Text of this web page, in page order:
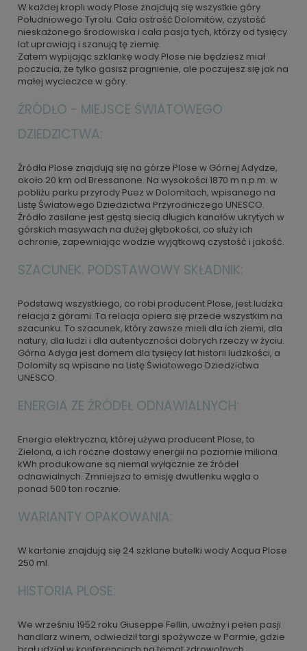
W każdej kropli wody Plose znajdują się wszystkie góry
Południowego Tyrolu. Cała ostrość Dolomitów, czystość
nieskażonego środowiska i cała pasja tych, którzy od tysięcy
lat uprawiają i szanują tę ziemię.
Zatem wypijając szklankę wody Plose nie będziesz miał
poczucia, że tylko gasisz pragnienie, ale poczujesz się jak na
małej wycieczce w góry.
ŹRÓDŁO - MIEJSCE ŚWIATOWEGO
DZIEDZICTWA:
Źródła Plose znajdują się na górze Plose w Górnej Adydze,
około 20 km od Bressanone. Na wysokości 1870 m n.p.m. w
pobliżu parku przyrody Puez w Dolomitach, wpisanego na
Listę Światowego Dziedzictwa Przyrodniczego UNESCO.
Źródło zasilane jest gęstą siecią długich kanałów ukrytych w
górskich masywach na dużej głębokości, co służy ich
ochronie, zapewniając wodzie wyjątkową czystość i jakość.
SZACUNEK. PODSTAWOWY SKŁADNIK:
Podstawą wszystkiego, co robi producent Plose, jest ludzka
relacja z górami. Ta relacja opiera się przede wszystkim na
szacunku. To szacunek, który zawsze mieli dla ich ziemi, dla
natury, dla ludzi i dla autentyczności dobrych rzeczy w życiu.
Górna Adyga jest domem dla tysięcy lat historii ludzkości, a
Dolomity są wpisane na Listę Światowego Dziedzictwa
UNESCO.
ENERGIA ZE ŹRÓDEŁ ODNAWIALNYCH:
Energia elektryczna, której używa producent Plose, to
Zielona, a ich roczne dostawy energii na poziomie miliona
kWh produkowane są niemal wyłącznie ze źródeł
odnawialnych. Zmniejsza to emisję dwutlenku węgla o
ponad 500 ton rocznie.
WARIANTY OPAKOWANIA:
W kartonie znajdują się 24 szklane butelki wody Acqua Plose
250 ml.
HISTORIA PLOSE:
We wrześniu 1952 roku Giuseppe Fellin, uważny i pełen pasji
handlarz winem, odwiedził targi spożywcze w Parmie, gdzie